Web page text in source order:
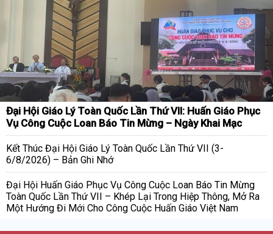
Đại Hội Giáo Lý Toàn Quốc Lần Thứ VII: Huấn Giáo Phục
Vụ Công Cuộc Loan Báo Tin Mừng – Ngày Khai Mạc
Kết Thúc Đại Hội Giáo Lý Toàn Quốc Lần Thứ VII (3-
6/8/2026) – Bản Ghi Nhớ
Đại Hội Huấn Giáo Phục Vụ Công Cuộc Loan Báo Tin Mừng
Toàn Quốc Lần Thứ VII – Khép Lại Trong Hiệp Thông, Mở Ra
Một Hướng Đi Mới Cho Công Cuộc Huấn Giáo Việt Nam